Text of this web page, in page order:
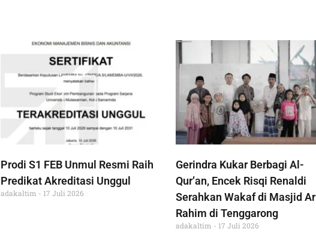
Prodi S1 FEB Unmul Resmi Raih
Predikat Akreditasi Unggul
adakaltim 17 Juli 2026
Gerindra Kukar Berbagi Al-
Qur’an, Encek Risqi Renaldi
Serahkan Wakaf di Masjid Ar
Rahim di Tenggarong
adakaltim 17 Juli 2026